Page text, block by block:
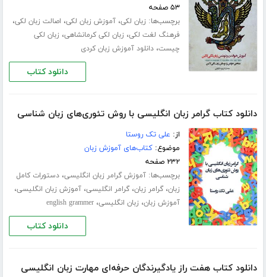
۵۳ صفحه
برچسب‌ها: زبان لکی،آموزش زبان لکی، اصالت زبان لکی،
فرهنگ لغت لکی، زبان لکی کرمانشاهی، زبان لکی
چیست،دانلود آموزش زبان کردی
دانلود کتاب
دانلود کتاب گرامر زبان انگلیسی با روش تئوری‌های زبان شناسی
از: علی تک روستا
موضوع:کتاب‌های آموزش زبان
۲۳۲ صفحه
برچسب‌ها:آموزش گرامر زبان انگلیسی،دستورات کامل
زبان،گرامر زبان،گرامر انگلیسی،آموزش زبان انگلیسی،
آموزش زبان، زبان انگلیسی،english grammer
دانلود کتاب
دانلود کتاب هفت راز یادگیرندگان حرفه‌ای مهارت زبان انگلیسی